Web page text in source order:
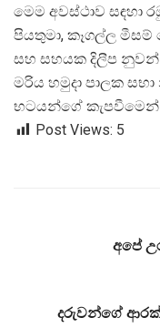
මෙම අවස්ථාව සඳහා
පියතුමා, කෑගල්ල මීසම්
සහ සහයක දිලීප නුවන්
මරිය හමුදා පාලක
භටයන්ගේ කැපවීමෙන්
Post Views: 5
අපේ
දරුවන්ගේ